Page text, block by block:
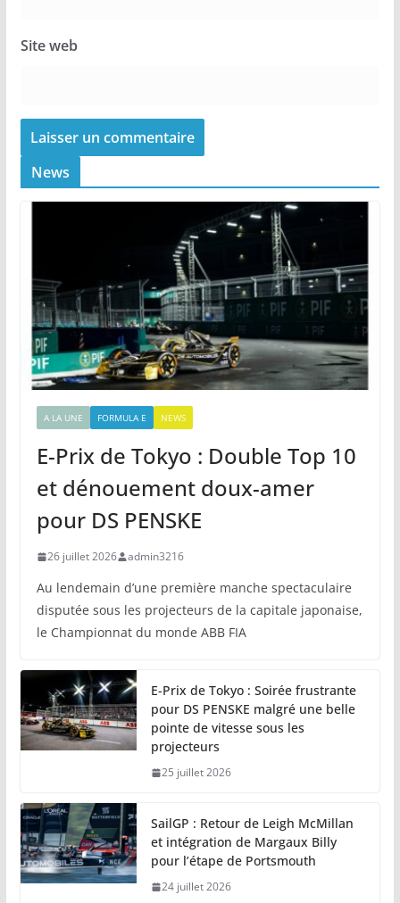
Site web
News
A LA UNE FORMULA E NEWS
E-Prix de Tokyo : Double Top 10
et dénouement doux-amer
pour DS PENSKE
26 juillet 2026 admin3216
Au lendemain d’une première manche spectaculaire
disputée sous les projecteurs de la capitale japonaise,
le Championnat du monde ABB FIA
E-Prix de Tokyo : Soirée frustrante
pour DS PENSKE malgré une belle
pointe de vitesse sous les
projecteurs
25 juillet 2026
SailGP : Retour de Leigh McMillan
et intégration de Margaux Billy
pour l’étape de Portsmouth
24 juillet 2026